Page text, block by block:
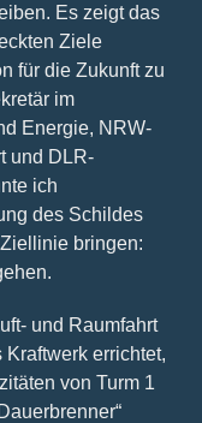
Es zeigt das
Ziele
für die Zukunft zu
im
Energie, NRW-
und DLR-
ich
des Schildes
bringen:
und Raumfahrt
errichtet,
von Turm 1